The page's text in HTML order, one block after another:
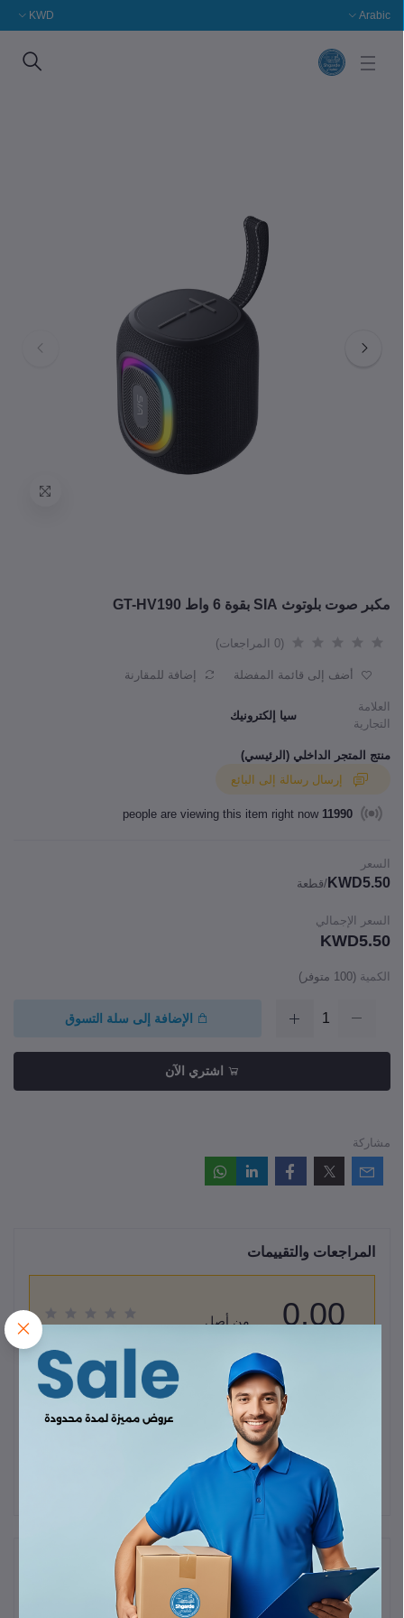
Arabic
KWD
مكبر صوت بلوتوث SIA بقوة 6 واط GT-HV190
(0 المراجعات)
أضف إلى قائمة المفضلة إضافة للمقارنة
العلامة
التجارية
سيا إلكترونيك
منتج المتجر الداخلي (الرئيسي)
11990
السعر
KWD5.50 /قطعة
السعر الإجمالي
KWD5.50
الكمية (
100 متوفر)
الإضافة إلى سلة التسوق
اشتري الآن
مشاركة
المراجعات والتقييمات
0.00
من أصل
قيم هذا المنتج
لا يوجد هناك مراجعات لهذا المنتج حتى الآن.
وصف